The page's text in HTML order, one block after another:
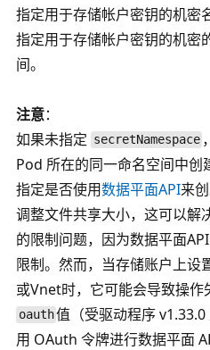
指定用于存储帐户密钥的机密
指定用于存储帐户密钥的机密
间。
注意：
如果未指定 secretNamespace
Pod 所在的同一命名空间中创
指定是否使用数据平面API来
调整文件共享大小，这可以解
的限制问题，因为数据平面
限制。然而，当存储账户上设
或Vnet时，它可能会导致操作
oauth值（受驱动程序
用 OAuth 令牌进行数据平面